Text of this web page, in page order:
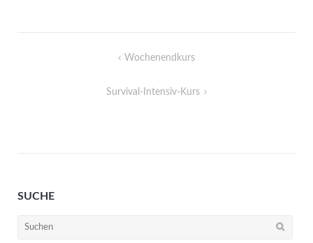
BeitragsnavigationWochenendkurs
Survival-Intensiv-Kurs
SUCHE
Suchen